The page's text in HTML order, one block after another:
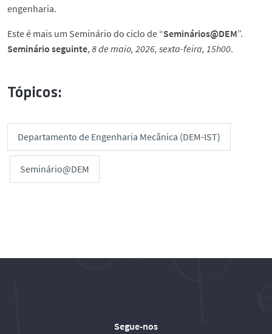
engenharia.
Este é mais um Seminário do ciclo de “Seminários@DEM”.
Seminário seguinte, 8 de maio, 2026, sexta-feira, 15h00.
Tópicos:
Departamento de Engenharia Mecânica (DEM-IST)
Seminário@DEM
Segue-nos